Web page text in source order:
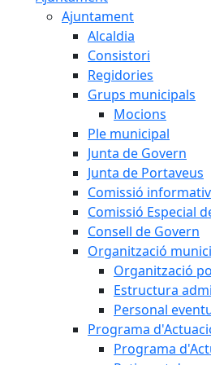
Ajuntament
Alcaldia
Consistori
Regidories
Grups municipals
Mocions
Ple municipal
Junta de Govern
Junta de Portaveus
Comissió
Comissió Especial
Consell de Govern
Organització
Organització
Estructura
Personal
Programa
Programa